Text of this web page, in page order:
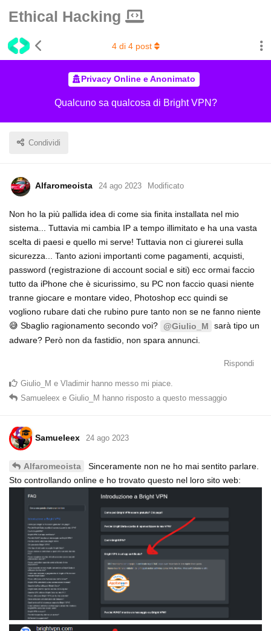
Ethical Hacking
Privacy Online e Anonimato
Qualcuno sa qualcosa di Bright VPN?
Condividi
4di 4post
Alfaromeoista 24 ago 2023 Modificato
Non ho la più pallida idea di come sia finita installata nel mio
sistema... Tuttavia mi cambia IP a tempo illimitato e ha una vasta
scelta di paesi e quello mi serve! Tuttavia non ci giurerei sulla
sicurezza... Tanto azioni importanti come pagamenti, acquisti,
password (registrazione di account social e siti) ecc ormai faccio
tutto da iPhone che è sicurissimo, su PC non faccio quasi niente
tranne giocare e montare video, Photoshop ecc quindi se
vogliono rubare dati che rubino pure tanto non se ne fanno niente
😅 Sbaglio ragionamento secondo voi?
@Giulio_M
sarà tipo un
adware? Però non da fastidio, non spara annunci.
Rispondi
Giulio_M e Vladimir hanno messo mi piace
Samueleex e Giulio_M hanno risposto a questo messaggio
Samueleex 24 ago 2023
Alfaromeoista
Sinceramente non ne ho mai sentito parlare.
Sto controllando online e ho trovato questo nel loro sito web: